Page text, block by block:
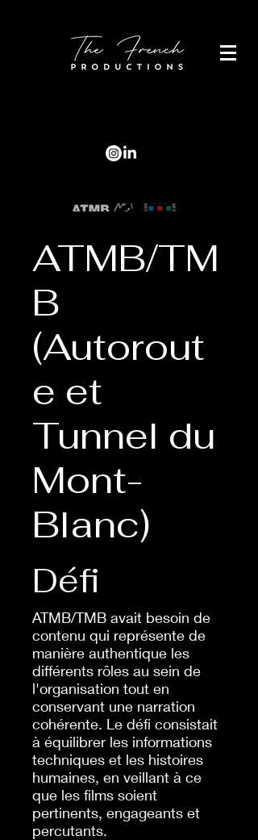
ATMB/TM
B
(Autorout
e et
Tunnel du
Mont-
Blanc)
Défi
ATMB/TMB avait besoin de
contenu qui représente de
manière authentique les
différents rôles au sein de
l'organisation tout en
conservant une narration
cohérente. Le défi consistait
à équilibrer les informations
techniques et les histoires
humaines, en veillant à ce
que les films soient
pertinents, engageants et
percutants.